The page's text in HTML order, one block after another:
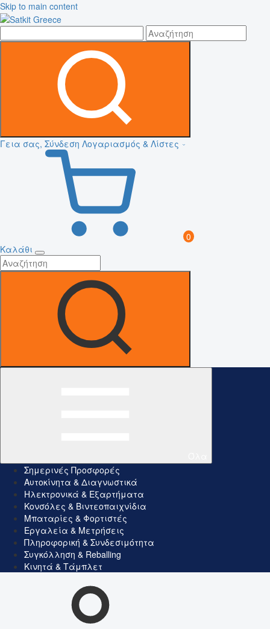
Skip to main content
Γεια σας, Σύνδεση Λογαριασμός & Λίστες
0
Καλάθι
Σημερινές Προσφορές
Αυτοκίνητα & Διαγνωστικά
Ηλεκτρονικά & Εξαρτήματα
Κονσόλες & Βιντεοπαιχνίδια
Μπαταρίες & Φορτιστές
Εργαλεία & Μετρήσεις
Πληροφορική & Συνδεσιμότητα
Συγκόλληση & Reballing
Κινητά & Τάμπλετ